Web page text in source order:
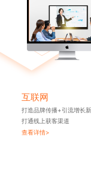
互联网
打造品牌传播+引流增长
打通线上获客渠道
查看详情>